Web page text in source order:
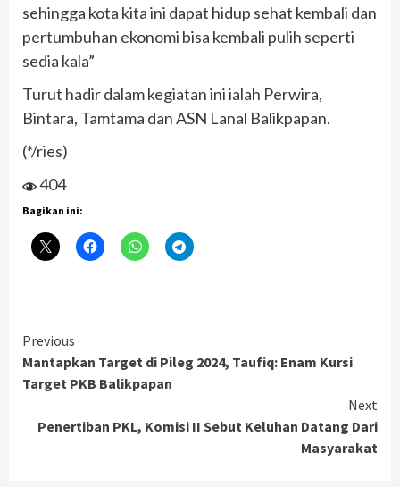
sehingga kota kita ini dapat hidup sehat kembali dan
pertumbuhan ekonomi bisa kembali pulih seperti
sedia kala”
Turut hadir dalam kegiatan ini ialah Perwira,
Bintara, Tamtama dan ASN Lanal Balikpapan.
(*/ries)
404
Bagikan ini:
Continue
Reading
Previous
Mantapkan Target di Pileg 2024, Taufiq: Enam Kursi
Target PKB Balikpapan
Next
Penertiban PKL, Komisi II Sebut Keluhan Datang Dari
Masyarakat